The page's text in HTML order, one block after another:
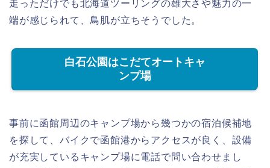
走っただけでも北海道ツーリングの雄大さや魅力の一
端が感じられて、鳥肌が立ちそうでした。
白石公園はこだてオートキャ
ンプ場
事前に函館周辺のキャンプ場から幾つかの宿泊候補地
を探して、バイクで函館港からアクセスが良く、設備
が充実しているキャンプ場に電話で問い合わせまし